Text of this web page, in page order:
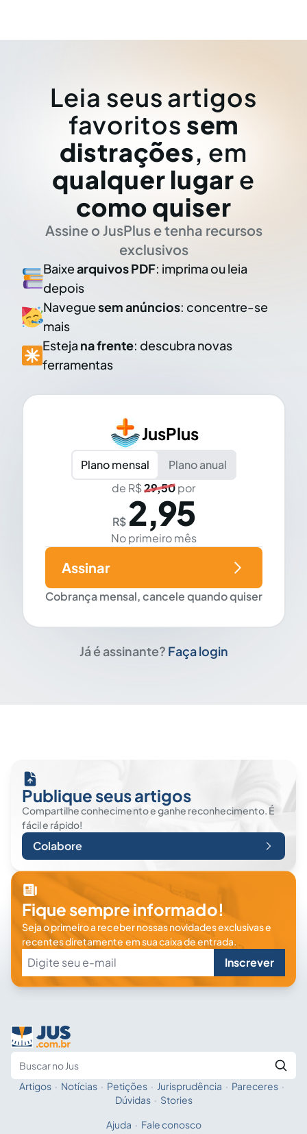
Leia seus artigos
favoritos sem
distrações, em
qualquer lugar e
como quiser
Assine o JusPlus e tenha recursos
exclusivos
Baixearquivos PDF: imprima ou leia
depois
Naveguesem anúncios: concentre-se
mais
Esteja na frente: descubra novas
ferramentas
JusPlus
Plano mensal
Plano anual
de R$29,50por
R$ 2,95
No primeiro mês
Cobrança mensal, cancele quando quiser
Assinar
Já é assinante? Faça login
Publique seus artigos
Compartilhe conhecimento e ganhe reconhecimento. É
fácil e rápido!
Colabore
Fique sempre informado!
Seja o primeiro a receber nossas novidades exclusivas e
recentes diretamente em sua caixa de entrada.
Inscrever
Fale com a IA
Artigos · Notícias · Petições · Jurisprudência · Pareceres ·
Dúvidas · Stories
Ajuda · Fale conosco